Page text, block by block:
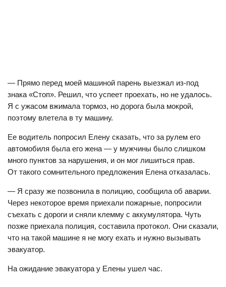
— Прямо перед моей машиной парень выезжал из-под
знака «Стоп». Решил, что успеет проехать, но не удалось.
Я с ужасом вжимала тормоз, но дорога была мокрой,
поэтому влетела в ту машину.
Ее водитель попросил Елену сказать, что за рулем его
автомобиля была его жена — у мужчины было слишком
много пунктов за нарушения, и он мог лишиться прав.
От такого сомнительного предложения Елена отказалась.
— Я сразу же позвонила в полицию, сообщила об аварии.
Через некоторое время приехали пожарные, попросили
съехать с дороги и сняли клемму с аккумулятора. Чуть
позже приехала полиция, составила протокол. Они сказали,
что на такой машине я не могу ехать и нужно вызывать
эвакуатор.
На ожидание эвакуатора у Елены ушел час.